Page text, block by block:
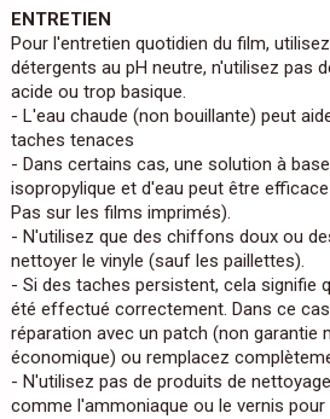
ENTRETIEN
Pour l'entretien quotidien du film,
détergents au pH neutre, n'utilisez pas
acide ou trop basique.
- L'eau chaude (non bouillante) peut
taches tenaces
- Dans certains cas, une solution à
isopropylique et d'eau peut être efficace
Pas sur les films imprimés).
- N'utilisez que des chiffons doux ou
nettoyer le vinyle (sauf les paillettes).
- Si des taches persistent, cela signifie
été effectué correctement. Dans ce
réparation avec un patch (non garantie
économique) ou remplacez
- N'utilisez pas de produits de
comme l'ammoniaque ou le vernis pour